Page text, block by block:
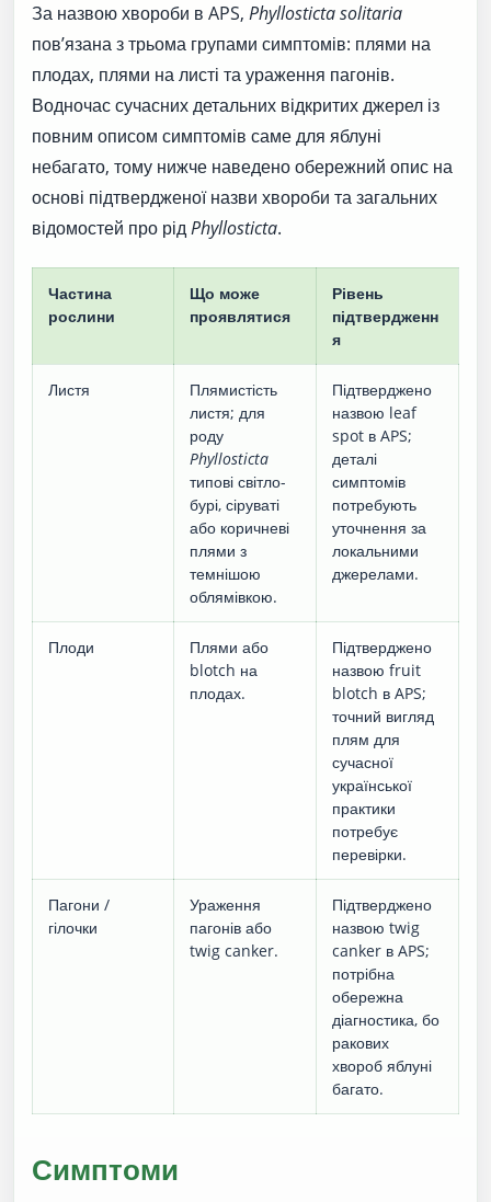
За назвою хвороби в APS, Phyllosticta solitaria
пов’язана з трьома групами симптомів: плями на
плодах, плями на листі та ураження пагонів.
Водночас сучасних детальних відкритих джерел із
повним описом симптомів саме для яблуні
небагато, тому нижче наведено обережний опис на
основі підтвердженої назви хвороби та загальних
відомостей про рідPhyllosticta.
Частина
рослини
Що може
проявлятися
Рівень
підтвердженн
я
Листя
Плямистість
листя; для
роду
Phyllosticta
типові світло-
бурі, сіруваті
або коричневі
плями з
темнішою
облямівкою.
Підтверджено
назвою leaf
spot в APS;
деталі
симптомів
потребують
уточнення за
локальними
джерелами.
Плоди
Плями або
blotch на
плодах.
Підтверджено
назвою fruit
blotch в APS;
точний вигляд
плям для
сучасної
української
практики
потребує
перевірки.
Пагони /
гілочки
Ураження
пагонів або
twig canker.
Підтверджено
назвою twig
canker в APS;
потрібна
обережна
діагностика, бо
ракових
хвороб яблуні
багато.
Симптоми